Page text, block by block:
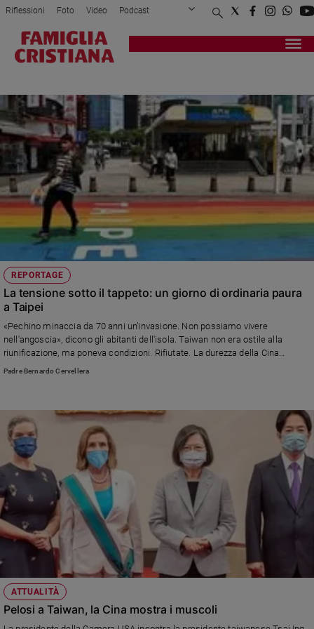
Attualità
Politica
Mondo
Economia
Legalità
e
giustizia
Interviste
Papa
Papa
Chiesa
Chiesa
Fede
Santi
Devozione
e
fede
del
Santo
giorno
Società
e
valori
Riflessioni Foto Video Podcast
Privacy Policy Chi siamo
Registrati Redazione
REPORTAGE
La tensione sotto il tappeto: un giorno di ordinaria paura
a Taipei
«Pechino minaccia da 70 anni un’invasione. Non possiamo vivere
nell'angoscia», dicono gli abitanti dell'isola. Taiwan non era ostile alla
riunificazione, ma poneva condizioni. Rifiutate. La durezza della Cina
comunista non ha pagato: perfino il Guomindang, il partito più vicino a
Padre Bernardo Cervellera
ATTUALITÀ
Pelosi a Taiwan, la Cina mostra i muscoli